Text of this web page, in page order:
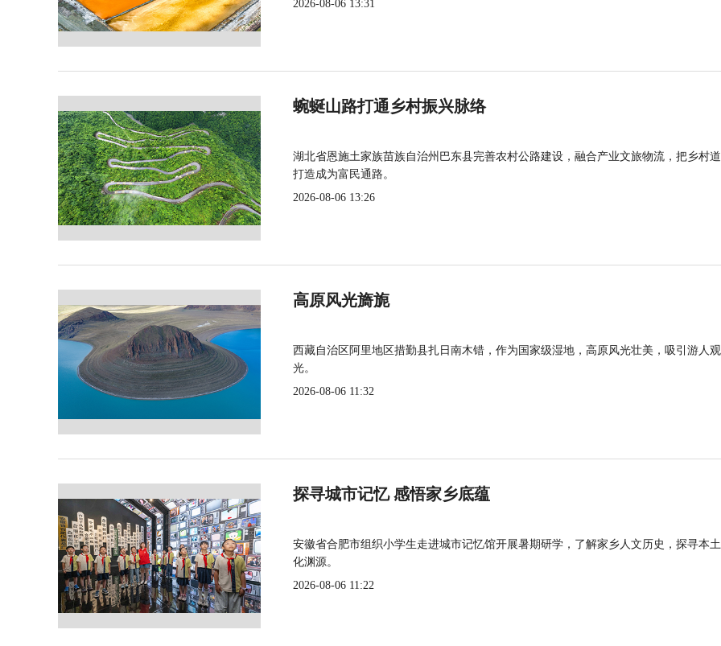
2026-08-06 13:31
蜿蜒山路打通乡村振兴脉络
湖北省恩施土家族苗族自治州巴东县完善农村公路建设，融合产业文旅物流，把乡村
打造成为富民通路。
2026-08-06 13:26
高原风光旖旎
西藏自治区阿里地区措勤县扎日南木错，作为国家级湿地，高原风光壮美，吸引游人观
光。
2026-08-06 11:32
探寻城市记忆 感悟家乡底蕴
安徽省合肥市组织小学生走进城市记忆馆开展暑期研学，了解家乡人文历史，探寻本
化渊源。
2026-08-06 11:22